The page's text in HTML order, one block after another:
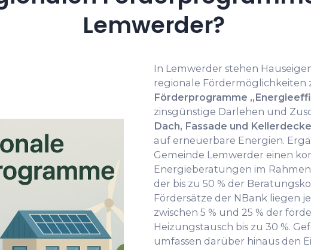
Lemwerder?
In Lemwerder stehen
regionale Fördermöglichkeiten
Förderprogramme
zinsgünstige Darlehen und
Dach, Fassade und Kellerdecke
auf erneuerbare Energien.
Gemeinde Lemwerder einen
Energieberatungen im
der bis zu 50 % der
Fördersätze der NBank liegen
zwischen 5 % und 25 % der
Heizungstausch bis zu 30 %.
umfassen darüber hinaus den